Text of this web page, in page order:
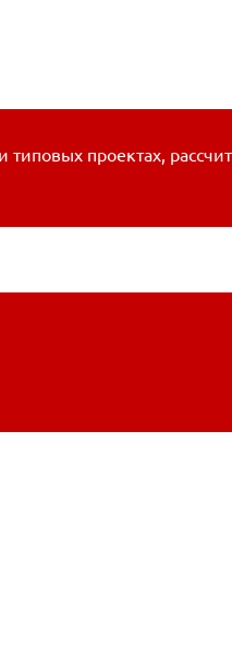
проектах,